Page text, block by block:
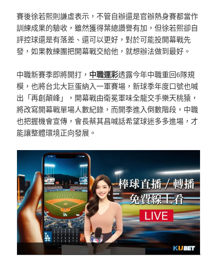
賽後徐若熙則謙虛表示，不管自辦還是官辦熱身賽都當作
訓練成果的驗收，雖然獲得葉總讚譽有加，但徐若熙卻自
評控球還是有落差、還可以更好，對於可能投開幕戰先
發，如果教練團把開幕戰交給他，就想辦法做到最好。
中職新賽季即將開打， 中職運彩透露今年中職重回6隊規
模，也將台北大巨蛋納入一軍賽場，新球季年度口號也喊
出「再創顛峰」，開幕戰由衛冕軍味全龍交手樂天桃猿，
將改寫開幕戰單場人數紀錄，而開季進入倒數階段，中職
也把握機會宣傳，會長蔡其昌喊話希望球迷多多進場，才
能讓整體環境正向發展。